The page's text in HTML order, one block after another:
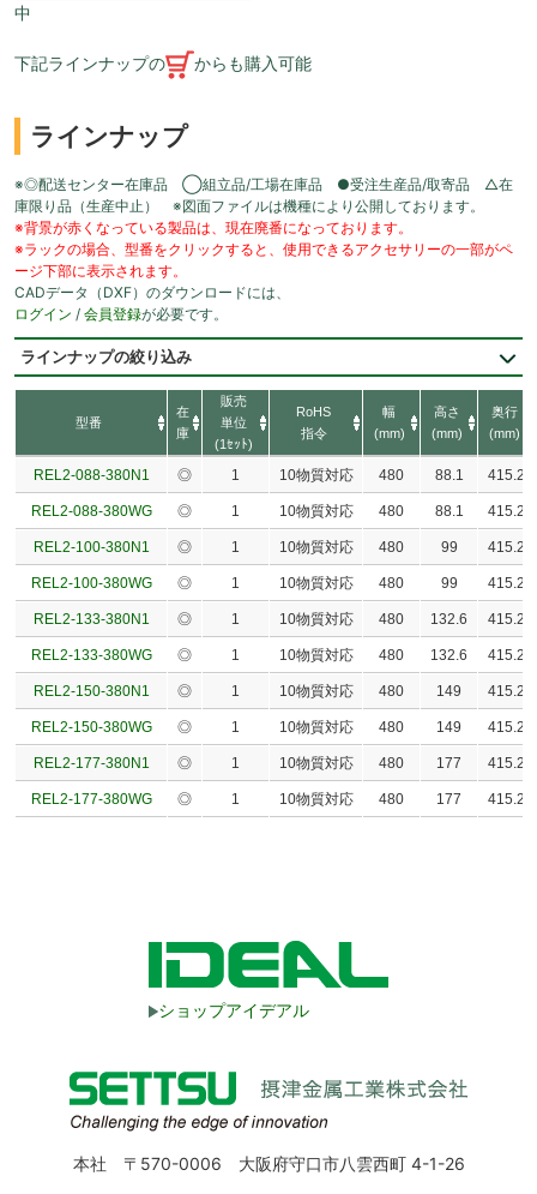
中
下記ラインナップの からも購入可能
ラインナップ
※◎配送センター在庫品 ◯組立品/工場在庫品 ●受注生産品/取寄品 △在
庫限り品（生産中止） ※図面ファイルは機種により公開しております。
※背景が赤くなっている製品は、現在廃番になっております。
※ラックの場合、型番をクリックすると、使用できるアクセサリーの一部がペ
ージ下部に表示されます。
CADデータ（DXF）のダウンロードには、
ログイン / 会員登録が必要です。
ラインナップの絞り込み
型番
在
庫
販売
単位
(1ｾｯﾄ)
RoHS
指令
幅
(mm)
高さ
(mm)
奥行
(mm)
REL2-088-380N1 ◎ 1 10物質対応 480 88.1 415.2
REL2-088-380WG ◎ 1 10物質対応 480 88.1 415.2
REL2-100-380N1 ◎ 1 10物質対応 480 99 415.2
REL2-100-380WG ◎ 1 10物質対応 480 99 415.2
REL2-133-380N1 ◎ 1 10物質対応 480 132.6 415.2
REL2-133-380WG ◎ 1 10物質対応 480 132.6 415.2
REL2-150-380N1 ◎ 1 10物質対応 480 149 415.2
REL2-150-380WG ◎ 1 10物質対応 480 149 415.2
REL2-177-380N1 ◎ 1 10物質対応 480 177 415.2
REL2-177-380WG ◎ 1 10物質対応 480 177 415.2
ショップアイデアル
本社 〒570-0006 大阪府守口市八雲西町 4-1-26